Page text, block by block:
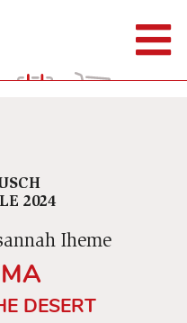
2024
Iheme
DESERT